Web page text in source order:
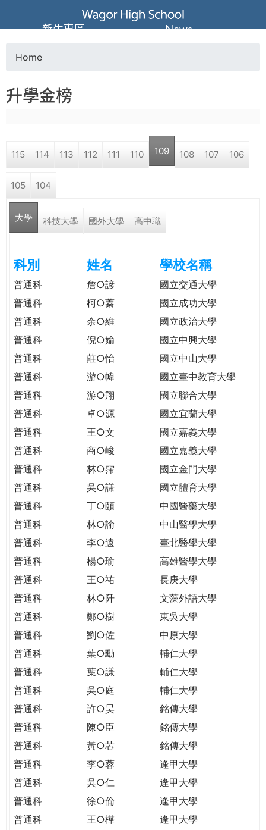
Jump to navigation
葳
格
高
學
格。
民。
WAGOR
TODAY
THE
WORLD
TOMORROW
PUTTING
YOU
THE
PATH
CITIZENSHIP
o
a
r
e
e
r
e
Home
升學金榜
115 114 113 112 111 110 109 108 107 106
105 104
大學 科技大學 國外大學 高中職
科別 姓名 學校名稱
普通科 詹○諺
國立交通大學
普通科
柯○蓁
國立成功大學
普通科
余○維
國立政治大學
普通科
倪○媮
國立中興大學
普通科
莊○怡
國立中山大學
普通科
游○幃
國立臺中教育大學
普通科
游○翔
國立聯合大學
普通科
卓○源
國立宜蘭大學
普通科
王○文
國立嘉義大學
普通科
商○峻
國立嘉義大學
普通科
林○霈
國立金門大學
普通科
吳○謙
國立體育大學
普通科
丁○頤
中國醫藥大學
普通科
林○諭
中山醫學大學
普通科
李○遠
臺北醫學大學
普通科
楊○瑜
高雄醫學大學
普通科
王○祐
長庚大學
普通科
林○阡
文藻外語大學
普通科
鄭○樹
東吳大學
普通科
劉○佐
中原大學
普通科
葉○勳
輔仁大學
普通科
葉○謙
輔仁大學
普通科
吳○庭
輔仁大學
普通科
許○昊
銘傳大學
普通科
陳○臣
銘傳大學
普通科
黃○芯
銘傳大學
普通科
李○蓉
逢甲大學
普通科
吳○仁
逢甲大學
普通科
徐○倫
逢甲大學
普通科
王○樺
逢甲大學
新生專區 News